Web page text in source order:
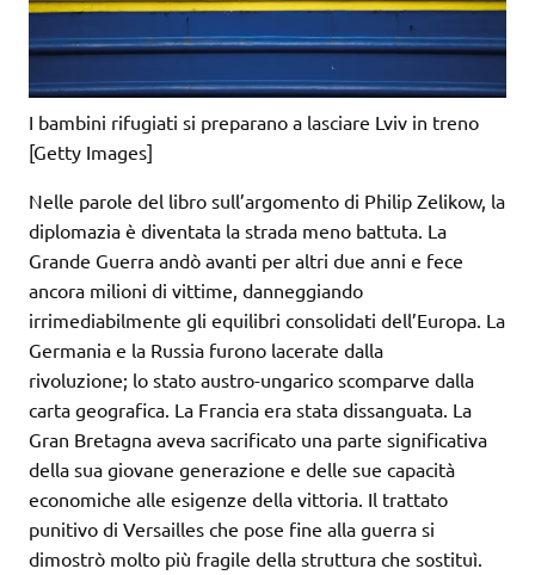
I bambini rifugiati si preparano a lasciare Lviv in treno
[Getty Images]
Nelle parole del libro sull’argomento di Philip Zelikow, la
diplomazia è diventata la strada meno battuta. La
Grande Guerra andò avanti per altri due anni e fece
ancora milioni di vittime, danneggiando
irrimediabilmente gli equilibri consolidati dell’Europa. La
Germania e la Russia furono lacerate dalla
rivoluzione; lo stato austro-ungarico scomparve dalla
carta geografica. La Francia era stata dissanguata. La
Gran Bretagna aveva sacrificato una parte significativa
della sua giovane generazione e delle sue capacità
economiche alle esigenze della vittoria. Il trattato
punitivo di Versailles che pose fine alla guerra si
dimostrò molto più fragile della struttura che sostituì.